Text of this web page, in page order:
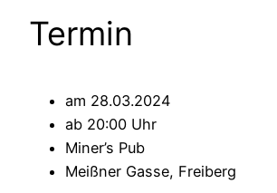
Termin
am 28.03.2024
ab 20:00 Uhr
Miner’s Pub
Meißner Gasse, Freiberg